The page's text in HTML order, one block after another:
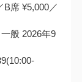
席 ¥5,000／
般 2026年9